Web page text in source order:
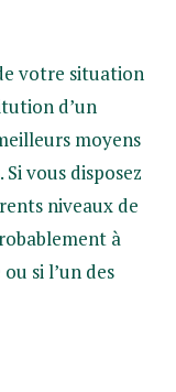
votre situation
d’un
moyens
vous disposez
niveaux de
à
si l’un des